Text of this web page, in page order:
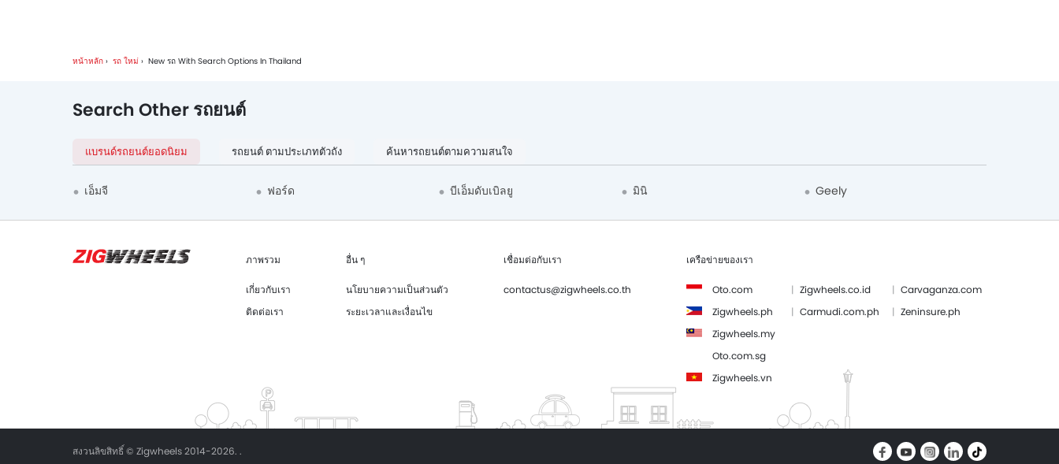
หน้าหลัก รถ ใหม่ New รถ With Search Options In Thailand
Search Other รถยนต์
แบรนด์รถยนต์ยอดนิยม รถยนต์ ตามประเภทตัวถัง ค้นหารถยนต์ตามความสนใจ
เอ็มจี ฟอร์ด บีเอ็มดับเบิลยู มินิ Geely
ภาพรวม
เกี่ยวกับเรา
ติดต่อเรา
อื่น ๆ
นโยบายความเป็นส่วนตัว
ระยะเวลาและเงื่อนไข
เชื่อมต่อกับเรา
contactus@zigwheels.co.th
เครือข่ายของเรา
Oto.com Zigwheels.co.id
Carvaganza.com
Zigwheels.ph
Carmudi.com.ph
Zeninsure.ph
Zigwheels.my
Oto.com.sg
Zigwheels.vn
สงวนลิขสิทธิ์ © Zigwheels 2014-2026. .